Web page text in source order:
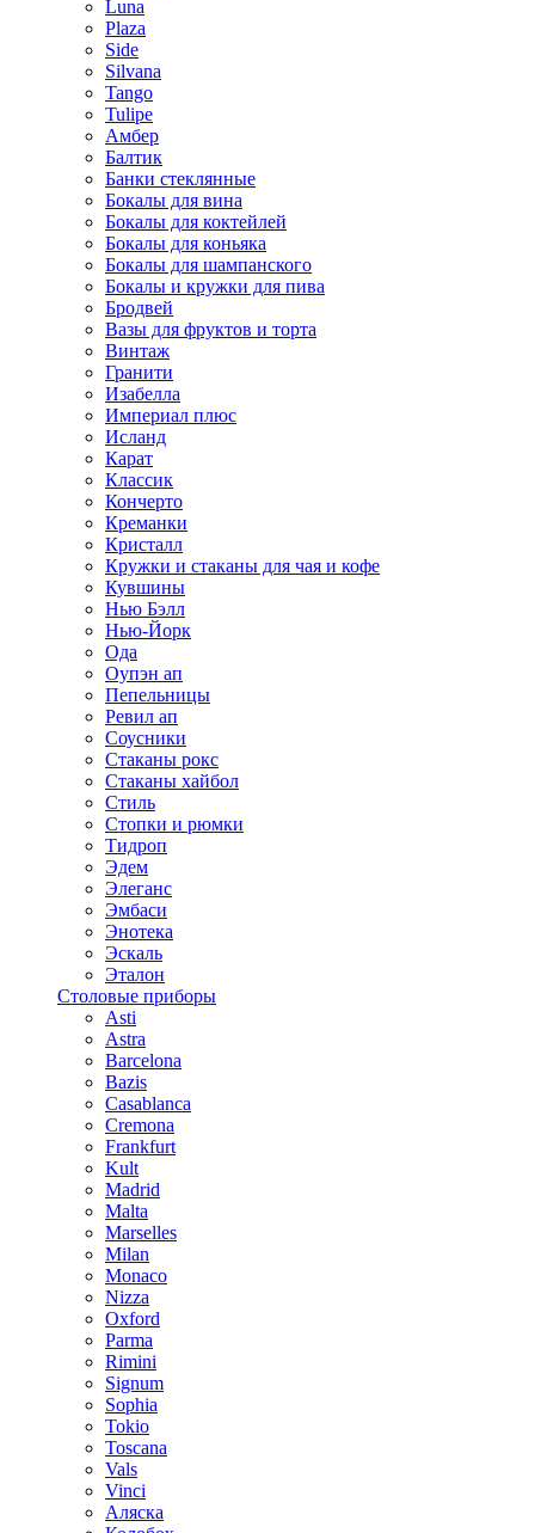
Luna
Plaza
Side
Silvana
Tango
Tulipe
Амбер
Балтик
Банки стеклянные
Бокалы для вина
Бокалы для коктейлей
Бокалы для коньяка
Бокалы для шампанского
Бокалы и кружки для пива
Бродвей
Вазы для фруктов и торта
Винтаж
Гранити
Изабелла
Империал плюс
Исланд
Карат
Классик
Кончерто
Креманки
Кристалл
Кружки и стаканы для чая и кофе
Кувшины
Нью Бэлл
Нью-Йорк
Ода
Оупэн ап
Пепельницы
Ревил ап
Соусники
Стаканы рокс
Стаканы хайбол
Стиль
Стопки и рюмки
Тидроп
Эдем
Элеганс
Эмбаси
Энотека
Эскаль
Эталон
Столовые приборы
Asti
Astra
Barcelona
Bazis
Casablanca
Cremona
Frankfurt
Kult
Madrid
Malta
Marselles
Milan
Monaco
Nizza
Oxford
Parma
Rimini
Signum
Sophia
Tokio
Toscana
Vals
Vinci
Аляска